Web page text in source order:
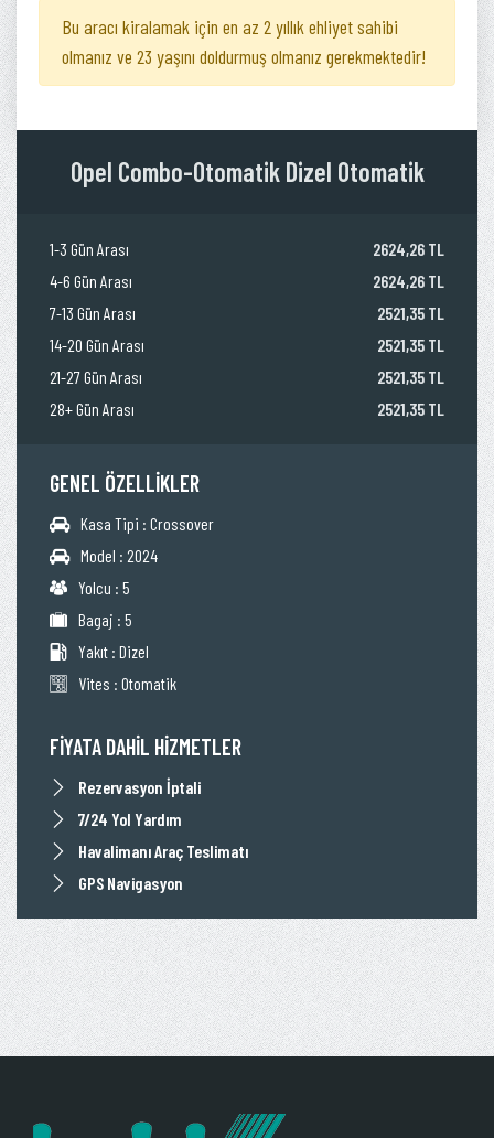
Bu aracı kiralamak için en az 2 yıllık ehliyet sahibi
olmanız ve 23 yaşını doldurmuş olmanız gerekmektedir!
Opel Combo-Otomatik Dizel Otomatik
1-3 Gün Arası
2624,26 TL
4-6 Gün Arası
2624,26 TL
7-13 Gün Arası
2521,35 TL
14-20 Gün Arası
2521,35 TL
21-27 Gün Arası
2521,35 TL
28+ Gün Arası
2521,35 TL
GENEL ÖZELLİKLER
Kasa Tipi : Crossover
Model : 2024
Yolcu : 5
Bagaj : 5
Yakıt : Dizel
Vites : Otomatik
FİYATA DAHİL HİZMETLER
Rezervasyon İptali
7/24 Yol Yardım
Havalimanı Araç Teslimatı
GPS Navigasyon